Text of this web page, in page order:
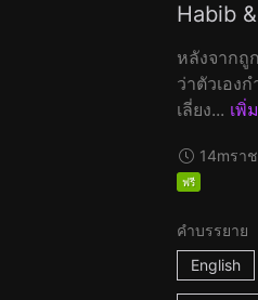
Habib
หลังจากถู
ว่าตัวเอง
เลี่ยง... เพิ่
14mรา
ฟรี
คำบรรยาย
English